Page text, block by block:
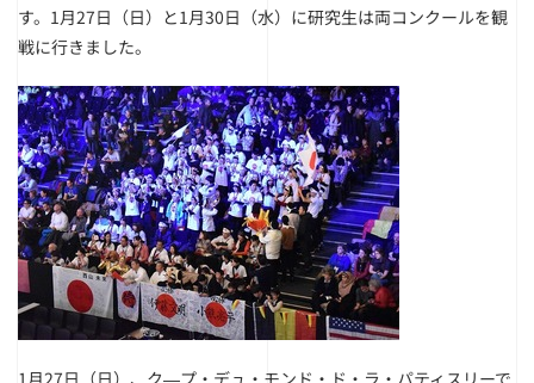
す。1月27日（日）と1月30日（水）に研究生は両コンクールを観
戦に行きました。
1月27日（日）、ク―プ・デュ・モンド・ド・ラ・パティスリーで